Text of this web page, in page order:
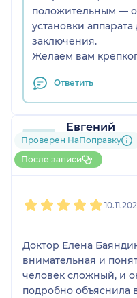
положительным —
установки
заключения.
Желаем вам
Ответить
Евгений
1 отзыв
До 5 записей
НаПоправку
Проверен НаПоправку
После записи
Доктор Елена
внимательная и
человек сложный, и
подробно объяснила